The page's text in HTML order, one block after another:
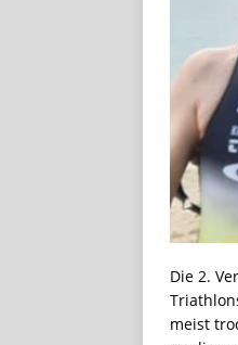
Die 2.
meist